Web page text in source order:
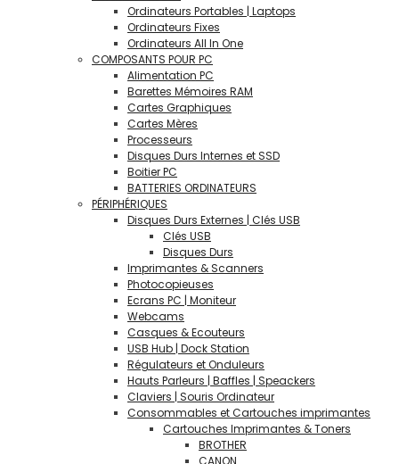
Ordinateurs Portables | Laptops
Ordinateurs Fixes
Ordinateurs All In One
COMPOSANTS POUR PC
Alimentation PC
Barettes Mémoires RAM
Cartes Graphiques
Cartes Mères
Processeurs
Disques Durs Internes et SSD
Boitier PC
BATTERIES ORDINATEURS
PÉRIPHÉRIQUES
Disques Durs Externes | Clés USB
Clés USB
Disques Durs
Imprimantes & Scanners
Photocopieuses
Ecrans PC | Moniteur
Webcams
Casques & Ecouteurs
USB Hub | Dock Station
Régulateurs et Onduleurs
Hauts Parleurs | Baffles | Speackers
Claviers | Souris Ordinateur
Consommables et Cartouches imprimantes
Cartouches Imprimantes & Toners
BROTHER
CANON